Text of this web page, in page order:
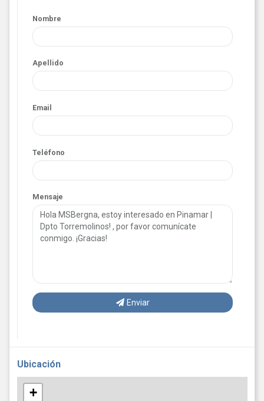
Nombre
Apellido
Email
Teléfono
Mensaje
Enviar
Ubicación
+